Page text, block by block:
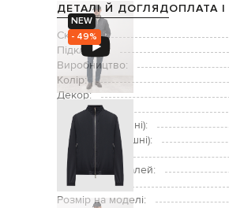
NEW
- 49%
ДЕТАЛІ Й ДОГЛЯДОПЛАТА
Склад:
Підкладка:
Виробництво:
Колір:
Декор:
Застібка:
Кишені (зовнішні):
Кишені (внутрішні):
Догляд:
Підкладка деталей:
Зріст моделі:
Розмір на моделі: